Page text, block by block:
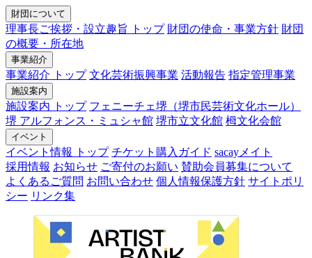
財団について
理事長ご挨拶・設立趣旨 トップ 財団の使命・事業方針 財団
の概要・所在地
事業紹介
事業紹介 トップ 文化芸術振興事業 活動報告 指定管理事業
施設案内
施設案内 トップ フェニーチェ堺（堺市民芸術文化ホール）
堺 アルフォンス・ミュシャ館 堺市立文化館 栂文化会館
イベント
イベント情報 トップ チケット購入ガイド sacayメイト
採用情報 お知らせ ご寄付のお願い 賛助会員募集について
よくあるご質問 お問い合わせ 個人情報保護方針 サイトポリ
シー リンク集